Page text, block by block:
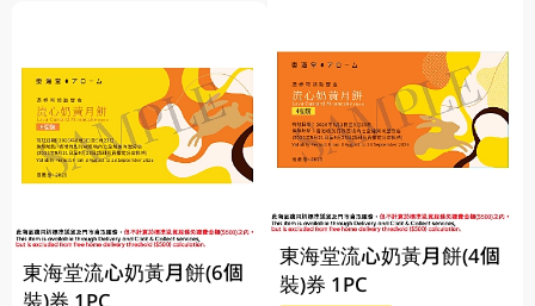
東海堂流心奶黃月餅(6個
裝)券 1PC
東海堂流心奶黃月餅(4個
裝)券 1PC